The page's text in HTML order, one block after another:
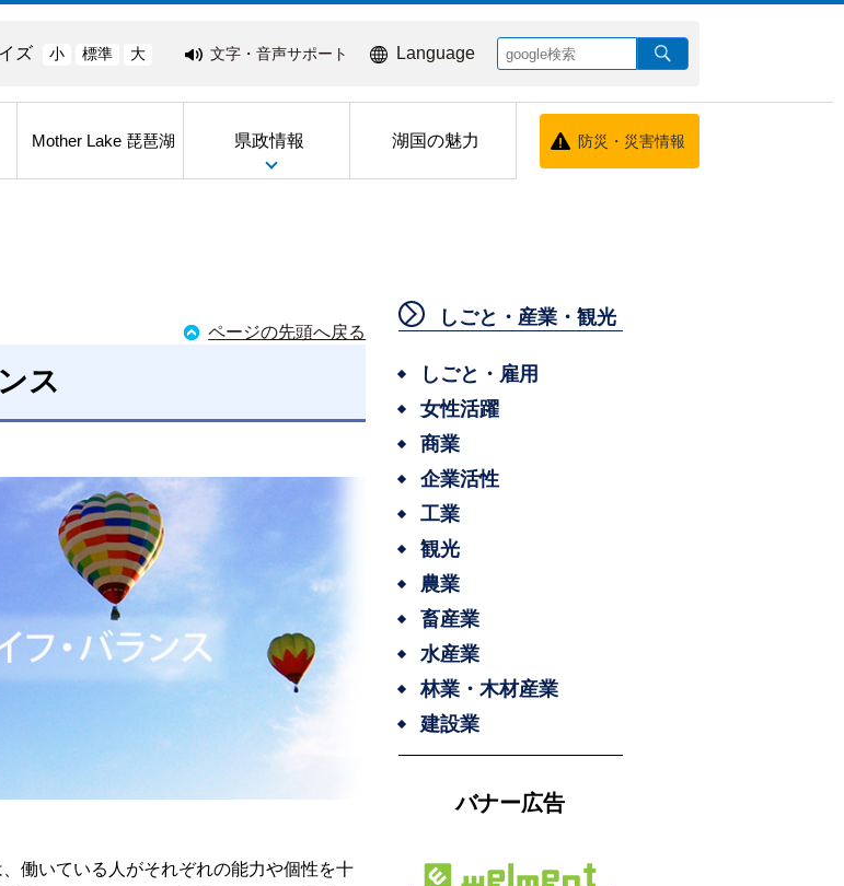
ズ 小 標準 大 文字・音声サポート Language
Mother Lake 琵琶湖 県政情報 湖国の魅力 防災・災害情報
ページの先頭へ戻る
ス
働いている人がそれぞれの能力や個性を十
しごと・産業・観光
しごと・雇用
女性活躍
商業
企業活性
工業
観光
農業
畜産業
水産業
林業・木材産業
建設業
バナー広告